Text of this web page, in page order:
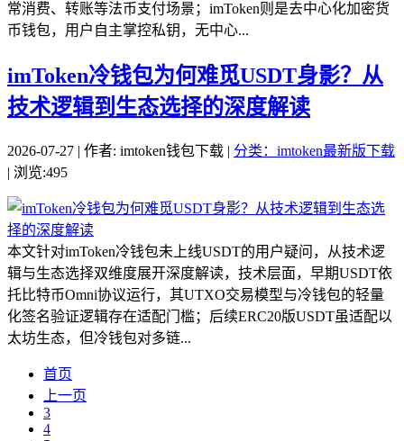
常消费、转账等法币支付场景；imToken则是去中心化加密货
币钱包，用户自主掌控私钥，无中心...
imToken冷钱包为何难觅USDT身影？从
技术逻辑到生态选择的深度解读
2026-07-27 | 作者: imtoken钱包下载 | 分类：imtoken最新版下载
| 浏览:495
本文针对imToken冷钱包未上线USDT的用户疑问，从技术逻
辑与生态选择双维度展开深度解读，技术层面，早期USDT依
托比特币Omni协议运行，其UTXO交易模型与冷钱包的轻量
化签名验证逻辑存在适配门槛；后续ERC20版USDT虽适配以
太坊生态，但冷钱包对多链...
首页
上一页
3
4